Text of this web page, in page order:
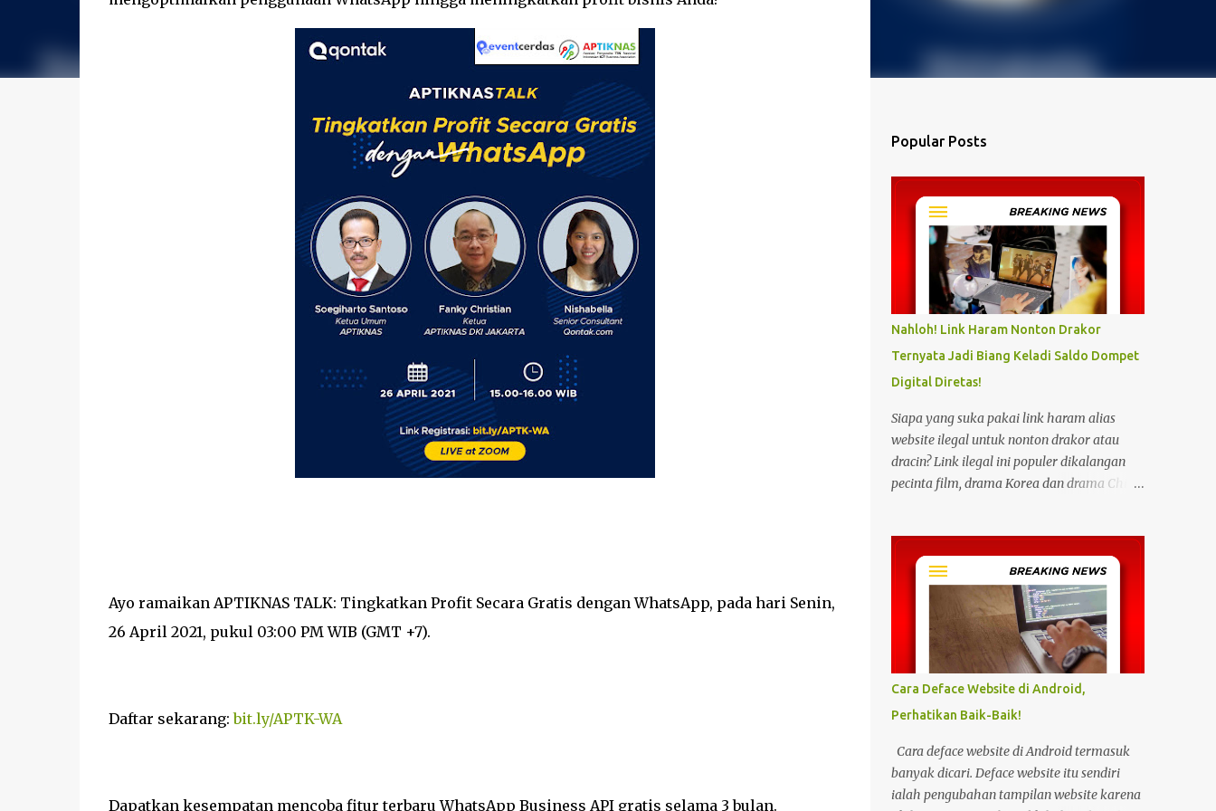
Ayo ramaikan APTIKNAS TALK: Tingkatkan Profit Secara Gratis dengan WhatsApp, pada hari Senin,
26 April 2021, pukul 03:00 PM WIB (GMT +7).
Daftar sekarang:bit.ly/APTK-WA
Dapatkan kesempatan mencoba fitur terbaru WhatsApp Business API gratis selama 3 bulan.
Popular Posts
Nahloh! Link Haram Nonton Drakor
Ternyata Jadi Biang Keladi Saldo Dompet
Digital Diretas!
Siapa yang suka pakai link haram alias
website ilegal untuk nonton drakor atau
dracin? Link ilegal ini populer dikalangan
pecinta film, drama Korea dan drama China
link ilegal ini juga mengunggah episode
baru dengan kecepatan yang sama dengan
link legal berbayar. Namun kebiasaan
tersebut sepertinya harus dihentikan
sekarang juga. Pasalnya menonton film,
konser, drama, atau apapun itu di situs tidak
resmi disebut bisa menjadi jalan masuk
peretasan pada perangkat elektronik.
Pengalaman ini dibagikan oleh pengguna
media sosial X, @kdrama_menfess pada
Selasa (23/2/2024) siang. Dalam
unggahannya, terlihat perangkat laptop
Cara Deface Website di Android,
Perhatikan Baik-Baik!
Cara deface website di Android termasuk
banyak dicari. Deface website itu sendiri
ialah pengubahan tampilan website karena